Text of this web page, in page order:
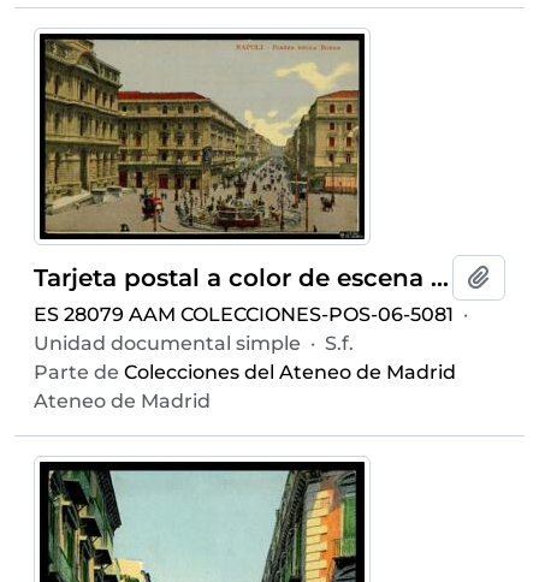
Tarjeta postal a color de escena costumbrista en la Piazza della Borsa de Nápoles
ES 28079 AAM COLECCIONES-POS-06-5081 ·
Unidad documental simple · S.f.
Parte de Colecciones del Ateneo de Madrid
Ateneo de Madrid